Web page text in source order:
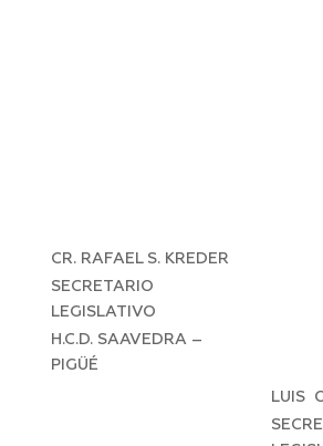
CR. RAFAEL S. KREDER
SECRETARIO
LEGISLATIVO
H.C.D. SAAVEDRA –
PIGÜÉ
LUIS